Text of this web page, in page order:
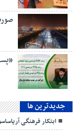
جديدترين ها
ابتکار فرهنگی